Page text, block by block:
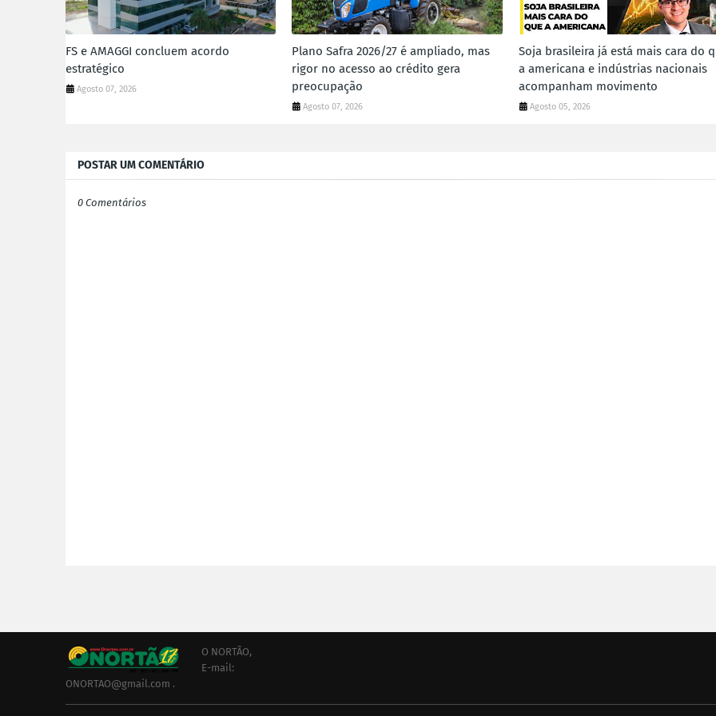
FS e AMAGGI concluem acordo
estratégico
Agosto 07, 2026
Plano Safra 2026/27 é ampliado, mas
rigor no acesso ao crédito gera
preocupação
Agosto 07, 2026
Soja brasileira já está mais cara do
a americana e indústrias nacionais
acompanham movimento
Agosto 05, 2026
POSTAR UM COMENTÁRIO
0 Comentários
O NORTÃO,
E-mail:
ONORTAO@gmail.com .